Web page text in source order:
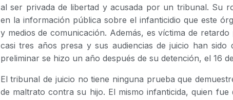
al ser privada de libertad y acusada por un tribunal. Su
en la información pública sobre el infanticidio que este
y medios de comunicación. Además, es víctima de
casi tres años presa y sus audiencias de juicio han sido
preliminar se hizo un año después de su detención, el 16
El tribunal de juicio no tiene ninguna prueba que
de maltrato contra su hijo. El mismo infanticida, quien fue